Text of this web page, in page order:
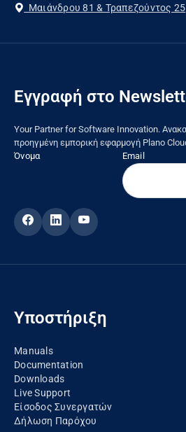
Μαιάνδρου 81 & Τραπεζούντος 25
Εγγραφή στο
Your Partner for Software Innovation.
προηγμένη εμπορική εφαρμογή Plano
Όνομα
Email
Υποστήριξη
Manuals
Documentation
Downloads
Live Support
Είσοδος Συνεργατών
Δήλωση Παρόχου